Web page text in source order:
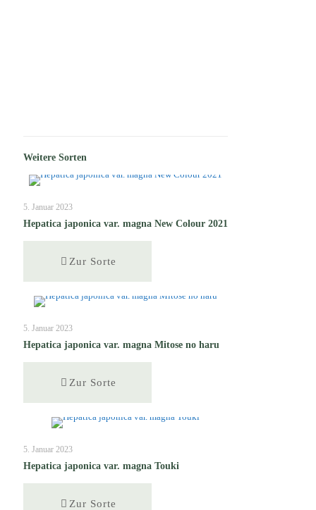
Weitere Sorten
5. Januar 2023
Hepatica japonica var. magna New Colour 2021
Zur Sorte
5. Januar 2023
Hepatica japonica var. magna Mitose no haru
Zur Sorte
5. Januar 2023
Hepatica japonica var. magna Touki
Zur Sorte